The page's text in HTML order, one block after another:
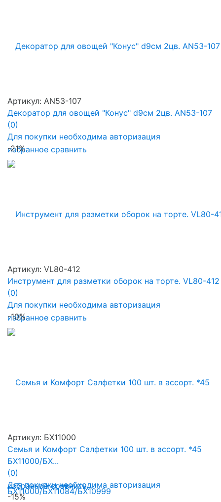
избранное сравнить
Артикул: AN53-107
Декоратор для овощей "Конус" d9см 2цв. AN53-107
(0)
Для покупки необходима авторизация
-21%
избранное сравнить
Артикул: VL80-412
Инструмент для разметки оборок на торте. VL80-412
(0)
Для покупки необходима авторизация
-10%
избранное сравнить
Артикул: БХ11000
Семья и Комфорт Салфетки 100 шт. в ассорт. *45
БХ11000/БХ...
(0)
Для покупки необходима авторизация
-15%